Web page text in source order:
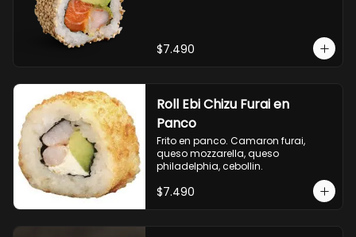
$7.490
Roll Ebi Chizu Furai en
Panco
Frito en panco. Camaron furai,
queso mozzarella, queso
philadelphia, cebollin.
$7.490